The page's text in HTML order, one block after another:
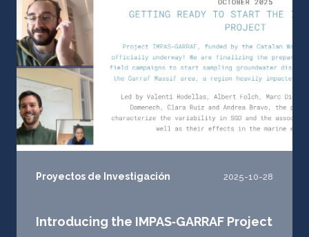
Proyectos de Investigación 2025-10-28
Introducing the IMPAS‑GARRAF Project